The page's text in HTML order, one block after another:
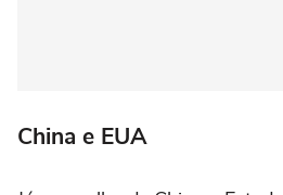
China e EUA